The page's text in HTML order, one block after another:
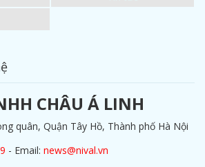
CHÂU Á LINH
quân, Quận Tây Hồ, Thành phố Hà Nội
- Email: news@nival.vn